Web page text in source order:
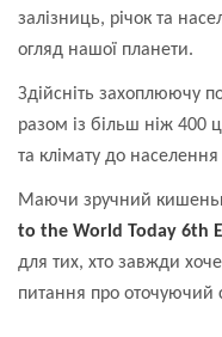
залізниць, річок та
огляд нашої планети.
Здійсніть захоплюючу
разом із більш ніж 400
та клімату до
Маючи зручний
to the World Today 6th
для тих, хто завжди
питання про оточуючий